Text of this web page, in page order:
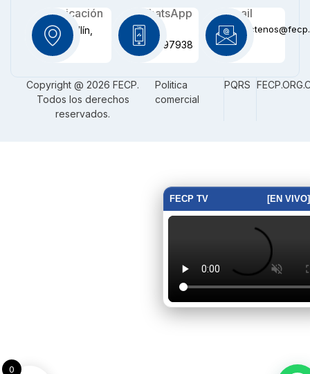
FECP TV [EN VIVO]
Ubicación
Medellín,
CO
WhatsApp
+57
3116097938
Email
Copyright @ 2026 FECP.
Todos los derechos
reservados.
Politica
comercial
PQRS
0